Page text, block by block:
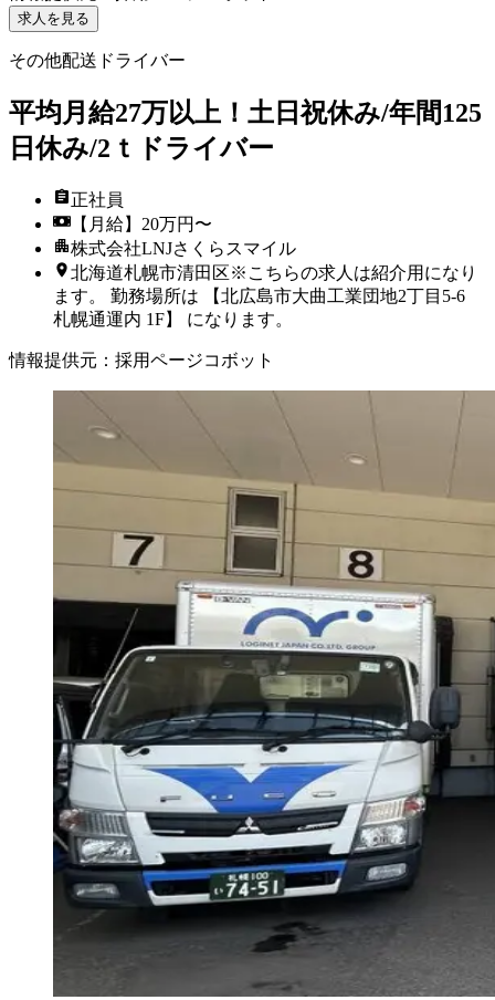
求人を見る
その他配送ドライバー
平均月給27万以上！土日祝休み/年間125
日休み/2ｔドライバー
正社員
【月給】20万円〜
株式会社LNJさくらスマイル
北海道札幌市清田区※こちらの求人は紹介用になり
ます。 勤務場所は 【北広島市大曲工業団地2丁目5-6
札幌通運内 1F】 になります。
情報提供元 ： 採用ページコボット